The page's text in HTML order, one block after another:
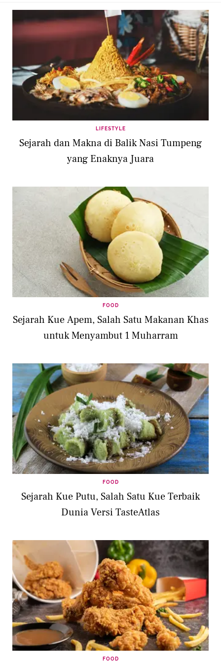
LIFESTYLE
Sejarah dan Makna di Balik Nasi Tumpeng
yang Enaknya Juara
FOOD
Sejarah Kue Apem, Salah Satu Makanan Khas
untuk Menyambut 1 Muharram
FOOD
Sejarah Kue Putu, Salah Satu Kue Terbaik
Dunia Versi TasteAtlas
FOOD